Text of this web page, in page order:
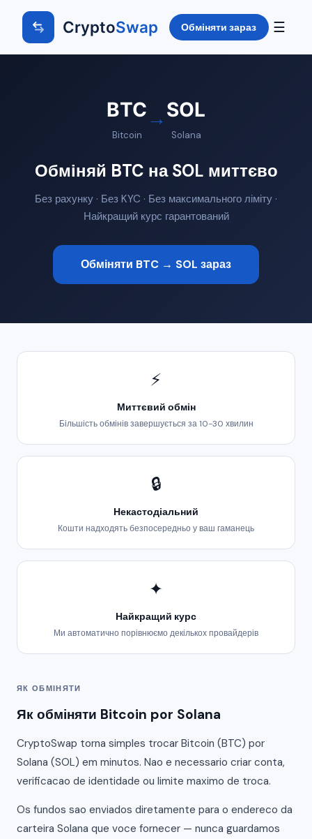
CryptoSwap Обміняти зараз ☰
BTC
Bitcoin
→SOL
Solana
Обміняй BTC на SOL миттєво
Без рахунку · Без KYC · Без максимального ліміту ·
Найкращий курс гарантований
Обміняти BTC → SOL зараз
⚡
Миттєвий обмін
Більшість обмінів завершується за 10-30 хвилин
🔒
Некастодіальний
Кошти надходять безпосередньо у ваш гаманець
✦
Найкращий курс
Ми автоматично порівнюємо декількох провайдерів
ЯК ОБМІНЯТИ
Як обміняти Bitcoin por Solana
CryptoSwap torna simples trocar Bitcoin (BTC) por
Solana (SOL) em minutos. Nao e necessario criar conta,
verificacao de identidade ou limite maximo de troca.
Os fundos sao enviados diretamente para o endereco da
carteira Solana que voce fornecer — nunca guardamos